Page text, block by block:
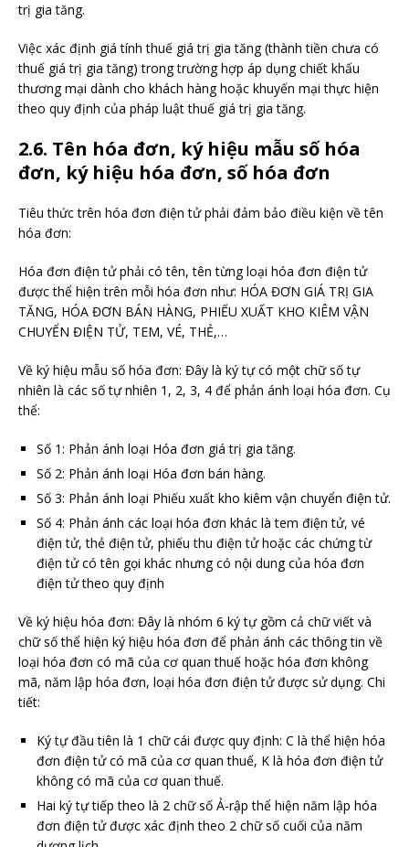
trị gia tăng.
Việc xác định giá tính thuế giá trị gia tăng (thành tiền chưa có
thuế giá trị gia tăng) trong trường hợp áp dụng chiết khấu
thương mại dành cho khách hàng hoặc khuyến mại thực hiện
theo quy định của pháp luật thuế giá trị gia tăng.
2.6. Tên hóa đơn, ký hiệu mẫu số hóa
đơn, ký hiệu hóa đơn, số hóa đơn
Tiêu thức trên hóa đơn điện tử phải đảm bảo điều kiện về tên
hóa đơn:
Hóa đơn điện tử phải có tên, tên từng loại hóa đơn điện tử
được thể hiện trên mỗi hóa đơn như: HÓA ĐƠN GIÁ TRỊ GIA
TĂNG, HÓA ĐƠN BÁN HÀNG, PHIẾU XUẤT KHO KIÊM VẬN
CHUYỂN ĐIỆN TỬ, TEM, VÉ, THẺ,…
Về ký hiệu mẫu số hóa đơn: Đây là ký tự có một chữ số tự
nhiên là các số tự nhiên 1, 2, 3, 4 để phản ánh loại hóa đơn. Cụ
thể:
Số 1: Phản ánh loại Hóa đơn giá trị gia tăng.
Số 2: Phản ánh loại Hóa đơn bán hàng.
Số 3: Phản ánh loại Phiếu xuất kho kiêm vận chuyển điện tử.
Số 4: Phản ánh các loại hóa đơn khác là tem điện tử, vé
điện tử, thẻ điện tử, phiếu thu điện tử hoặc các chứng từ
điện tử có tên gọi khác nhưng có nội dung của hóa đơn
điện tử theo quy định
Về ký hiệu hóa đơn: Đây là nhóm 6 ký tự gồm cả chữ viết và
chữ số thể hiện ký hiệu hóa đơn để phản ánh các thông tin về
loại hóa đơn có mã của cơ quan thuế hoặc hóa đơn không
mã, năm lập hóa đơn, loại hóa đơn điện tử được sử dụng. Chi
tiết:
Ký tự đầu tiên là 1 chữ cái được quy định: C là thể hiện hóa
đơn điện tử có mã của cơ quan thuế, K là hóa đơn điện tử
không có mã của cơ quan thuế.
Hai ký tự tiếp theo là 2 chữ số Ả-rập thể hiện năm lập hóa
đơn điện tử được xác định theo 2 chữ số cuối của năm